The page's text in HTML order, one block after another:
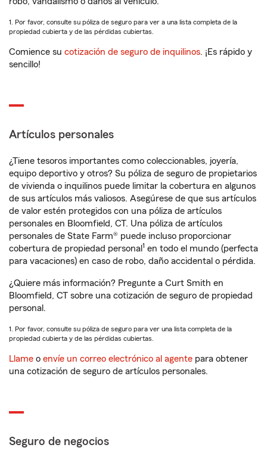
1. Por favor, consulte su póliza de seguro para ver a una lista completa de la
propiedad cubierta y de las pérdidas cubiertas.
Comience su cotización de seguro de inquilinos. ¡Es rápido y
sencillo!
Artículos personales
¿Tiene tesoros importantes como coleccionables, joyería,
equipo deportivo y otros? Su póliza de seguro de propietarios
de vivienda o inquilinos puede limitar la cobertura en algunos
de sus artículos más valiosos. Asegúrese de que sus artículos
de valor estén protegidos con una póliza de artículos
personales en Bloomfield, CT. Una póliza de artículos
personales de State Farm® puede incluso proporcionar
cobertura de propiedad personal 1 en todo el mundo (perfecta
para vacaciones) en caso de robo, daño accidental o pérdida.
¿Quiere más información? Pregunte a Curt Smith en
Bloomfield, CT sobre una cotización de seguro de propiedad
personal.
1. Por favor, consulte su póliza de seguro para ver una lista completa de la
propiedad cubierta y de las pérdidas cubiertas.
Llame o envíe un correo electrónico al agente para obtener
una cotización de seguro de artículos personales.
Seguro de negocios